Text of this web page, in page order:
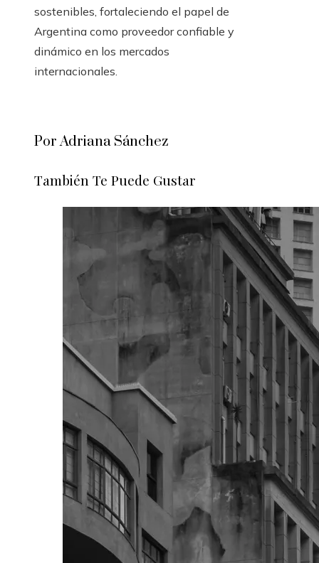
sostenibles, fortaleciendo el papel de
Argentina como proveedor confiable y
dinámico en los mercados
internacionales.
Por Adriana Sánchez
También Te Puede Gustar